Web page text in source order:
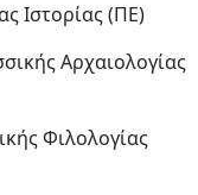
Ιστορίας (ΠΕ)
Αρχαιολογίας
Φιλολογίας